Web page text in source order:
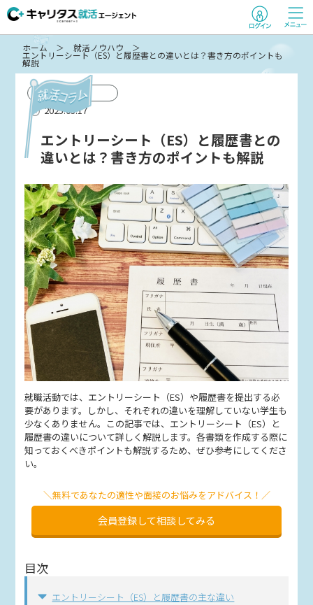
ホーム 就活ノウハウ
エントリーシート（ES）と履歴書との違いとは？書き方のポイントも
解説
コラム
2025.03.17
エントリーシート（ES）と履歴書との
違いとは？書き方のポイントも解説
就職活動では、エントリーシート（ES）や履歴書を提出する必
要があります。しかし、それぞれの違いを理解していない学生も
少なくありません。この記事では、エントリーシート（ES）と
履歴書の違いについて詳しく解説します。各書類を作成する際に
知っておくべきポイントも解説するため、ぜひ参考にしてくださ
い。
＼無料であなたの適性や面接のお悩みをアドバイス！／
会員登録して相談してみる
目次
エントリーシート（ES）と履歴書の主な違い